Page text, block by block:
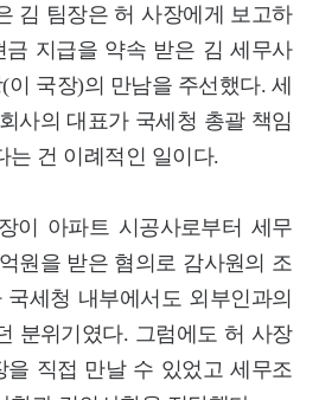
김 팀장은 허 사장에게 보고하
금 지급을 약속 받은 김 세무사
이 국장)의 만남을 주선했다. 세
사의 대표가 국세청 총괄 책임
는 건 이례적인 일이다.
이 아파트 시공사로부터 세무
원을 받은 혐의로 감사원의 조
세청 내부에서도 외부인과의
분위기였다. 그럼에도 허 사장
직접 만날 수 있었고 세무조